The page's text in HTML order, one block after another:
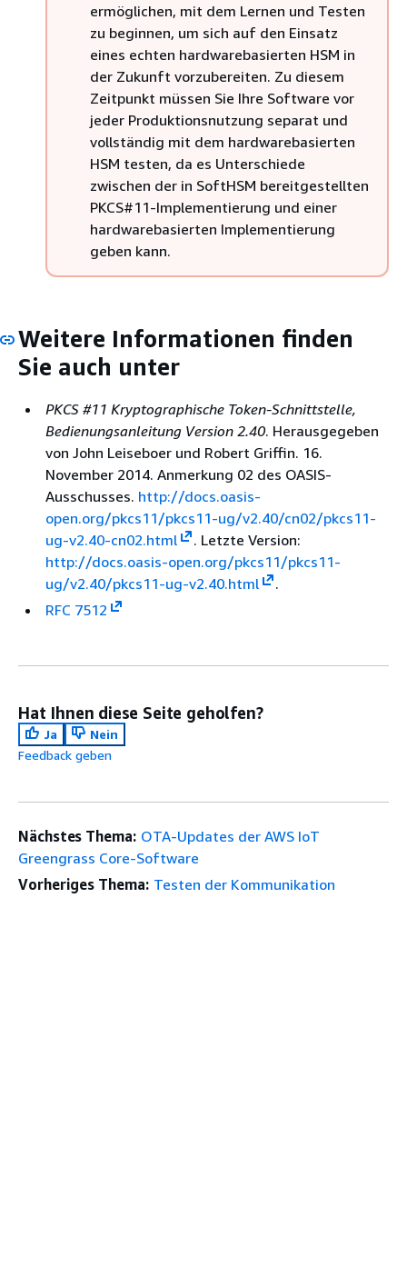
ermöglichen, mit dem Lernen und Testen
zu beginnen, um sich auf den Einsatz
eines echten hardwarebasierten HSM in
der Zukunft vorzubereiten. Zu diesem
Zeitpunkt müssen Sie Ihre Software vor
jeder Produktionsnutzung separat und
vollständig mit dem hardwarebasierten
HSM testen, da es Unterschiede
zwischen der in SoftHSM bereitgestellten
PKCS#11-Implementierung und einer
hardwarebasierten Implementierung
geben kann.
Weitere Informationen finden
Sie auch unter
PKCS #11 Kryptographische Token-Schnittstelle,
Bedienungsanleitung Version 2.40. Herausgegeben
von John Leiseboer und Robert Griffin. 16.
November 2014. Anmerkung 02 des OASIS-
Ausschusses. http://docs.oasis-
open.org/pkcs11/pkcs11-ug/v2.40/cn02/pkcs11-
ug-v2.40-cn02.html
. Letzte Version:
http://docs.oasis-open.org/pkcs11/pkcs11-
ug/v2.40/pkcs11-ug-v2.40.html
.
RFC 7512
Hat Ihnen diese Seite geholfen?
Ja
Nein
Feedback geben
Nächstes Thema: OTA-Updates der AWS IoT
Greengrass Core-Software
Vorheriges Thema: Testen der Kommunikation